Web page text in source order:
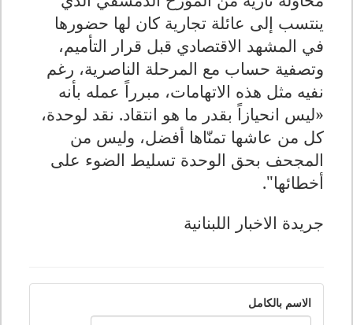
ينتسب إلى عائلة تجارية كان لها حضورها
في المشهد الاقتصادي قبل قرار التأميم،
وتصفية حساب مع المرحلة الناصرية، رغم
نفيه مثل هذه الاتهامات، مبرراً عمله بأنه
«ليس انحيازاً بقدر ما هو انتقاد. نقد لوحدة،
كل من عاشها تمنّاها أفضل، وليس من
المجحف بحق الوحدة تسليط الضوء على
أخطائها".
جريدة الاخبار اللبنانية
الاسم بالكامل